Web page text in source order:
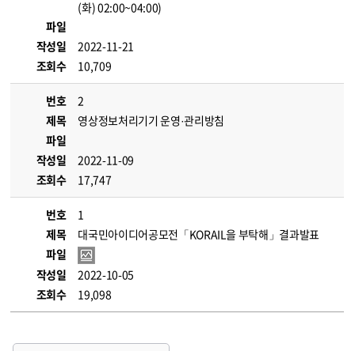
(화) 02:00~04:00)
파일
작성일
2022-11-21
조회수
10,709
번호
2
제목
영상정보처리기기 운영·관리방침
파일
작성일
2022-11-09
조회수
17,747
번호
1
제목
대국민아이디어공모전「KORAIL을 부탁해」결과발표
파일
작성일
2022-10-05
조회수
19,098